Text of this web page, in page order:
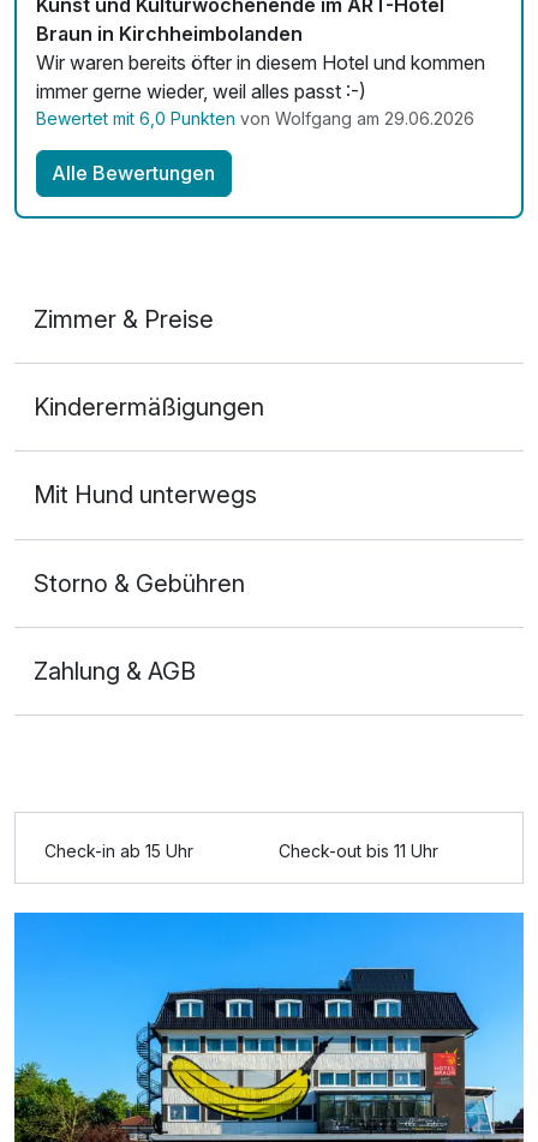
Braun in Kirchheimbolanden
Wir waren bereits öfter in diesem Hotel und kommen
immer gerne wieder, weil alles passt :-)
Bewertet mit 6,0 Punkten von Wolfgang am 29.06.2026
Alle Bewertungen
Zimmer & Preise
2 Erwachsene
Doppelzimmer Superior
2 Erwachsene und 1 Kind
Kinderermäßigungen
Mit Hund unterwegs
Storno & Gebühren
Zahlung & AGB
Check-in ab 15 Uhr Check-out bis 11 Uhr